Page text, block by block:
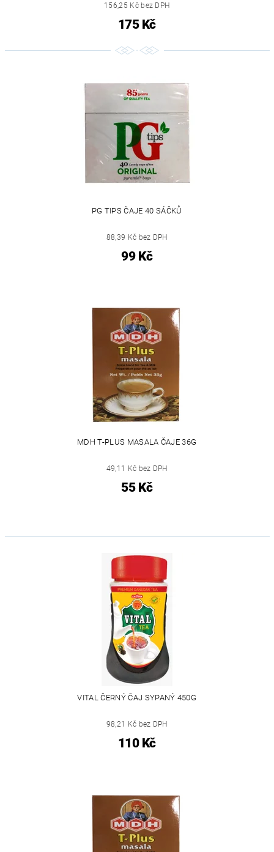
156,25 Kč bez DPH
175 Kč
PG TIPS ČAJE 40 SÁČKŮ
88,39 Kč bez DPH
99 Kč
MDH T-PLUS MASALA ČAJE 36G
49,11 Kč bez DPH
55 Kč
VITAL ČERNÝ ČAJ SYPANÝ 450G
98,21 Kč bez DPH
110 Kč